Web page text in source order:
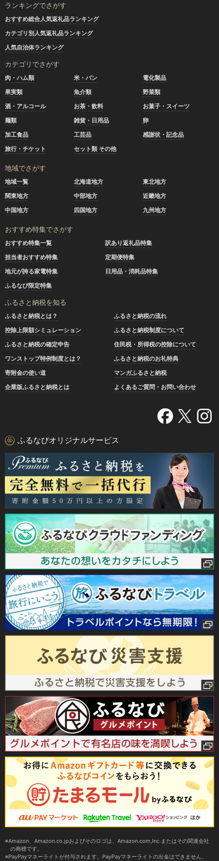
ランキングでさがす
おすすめ総合人気返礼品ランキング
カテゴリ別人気返礼品ランキング
人気自治体ランキング
カテゴリでさがす
肉・ハム類 米・パン
電化製品
果実類
魚介類
野菜類
酒・アルコール
お茶・飲料
お菓子・スイーツ
麺類
雑貨・日用品
卵
加工食品
工芸品
感謝状・記念品
旅行・チケット
セット類 その他
地域でさがす
地域一覧 北海道地方
東北地方
関東地方
中部地方
近畿地方
中国地方
四国地方 九州地方
おすすめ特集でさがす
おすすめ特集一覧
訳あり返礼品特集
担当者おすすめ特集
定期便特集
地元が誇る家電特集
日用品・消耗品特集
ふるなび限定特集
ふるさと納税を知る
ふるさと納税とは？
ふるさと納税の流れ
控除上限額シミュレーション
ふるさと納税制度について
ふるさと納税の確定申告
住民税・所得税の控除について
ワンストップ特例制度とは？
ふるさと納税のお礼特典
寄附金の使い道
マンガふるさと納税
企業版ふるさと納税とは
よくあるご質問・お問い合わせ
ふるなびオリジナルサービス
Amazon、Amazon.co.jpおよびそのロゴは、Amazon.com,Inc.またはその関連会社
の商標です。
PayPayマネーライトが付与されます。PayPayマネーライトの出金はできません。